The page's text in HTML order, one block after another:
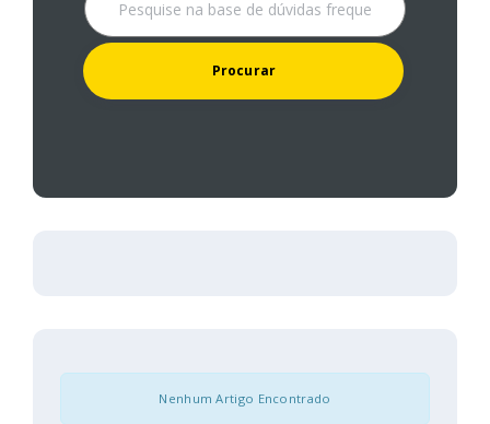
Nenhum Artigo Encontrado